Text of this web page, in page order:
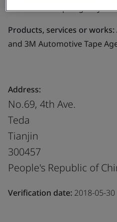
Automotive Tape Agency
Products, services or works:
and 3M Automotive Tape
Address:
No.69, 4th Ave.
Teda
Tianjin
300457
People's Republic of
Verification date: 2018-05-30